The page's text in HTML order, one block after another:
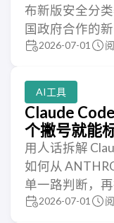
布新版安全分
国政府合作的新
2026-07-01
AI工具
Claude
个撇号就能
用人话拆解
如何从
单一路判断，
2026-07-01